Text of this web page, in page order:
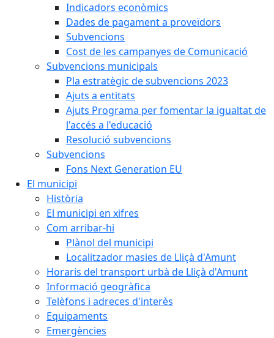
Indicadors econòmics
Dades de pagament a proveïdors
Subvencions
Cost de les campanyes de Comunicació
Subvencions municipals
Pla estratègic de subvencions 2023
Ajuts a entitats
Ajuts Programa per fomentar la igualtat de
l'accés a l'educació
Resolució subvencions
Subvencions
Fons Next Generation EU
El municipi
Història
El municipi en xifres
Com arribar-hi
Plànol del municipi
Localitzador masies de Lliçà d'Amunt
Horaris del transport urbà de Lliçà d'Amunt
Informació geogràfica
Telèfons i adreces d'interès
Equipaments
Emergències